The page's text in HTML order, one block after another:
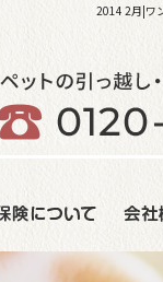
2014 2月|ワ